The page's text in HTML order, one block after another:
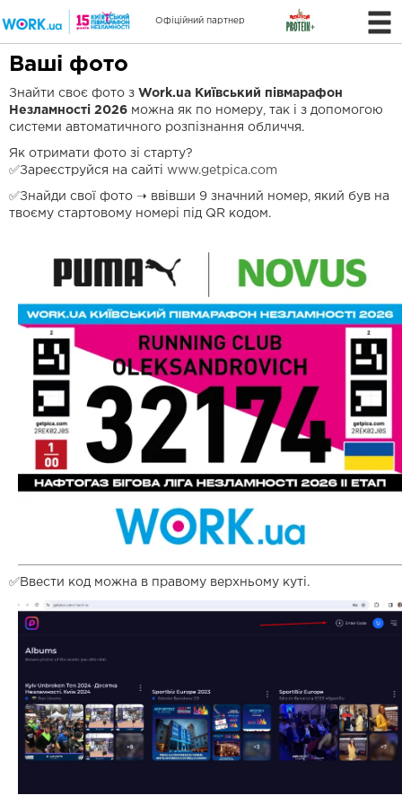
Офіційний партнер
Ваші фото
Знайти своє фото з Work.ua Київський півмарафон
Незламності 2026 можна як по номеру, так і з допомогою
системи автоматичного розпізнання обличчя.
Як отримати фото зі старту?
✅Зареєструйся на сайті www.getpica.com
✅Знайди свої фото ➝ ввівши 9 значний номер, який був на
твоєму стартовому номері під QR кодом.
✅Ввести код можна в правому верхньому куті.